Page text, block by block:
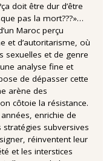
doit être dur d’être
pas la mort???»…
Maroc perçu
et d’autoritarisme, où
sexuelles et de genre
analyse fine et
de dépasser cette
arène des
côtoie la résistance.
enrichie de
subversives
réinventent leur
et les interstices